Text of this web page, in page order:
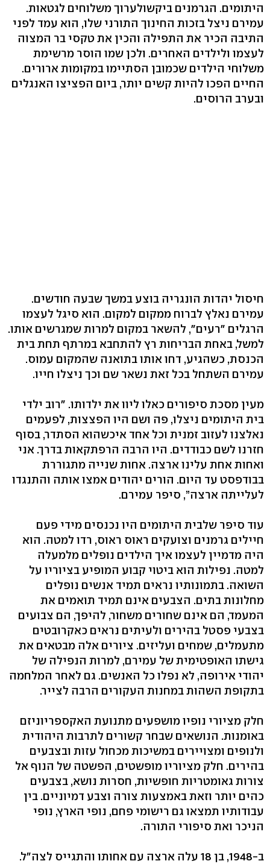
היתומים. הגרמנים ביקשולערוך משלוחים לגטאות.
עמירם ניצל בזכות החינוך התורני שלו, הוא עמד לפני
התיבה הכיר את התפילה והכין את טקסי בר המצוה
לעצמו ולילדים האחרים. ולכן שמו הוסר מרשימת
משלוחי הילדים שכמובן הסתיימו במקומות ארורים.
החיים הפכו להיות קשים יותר, ביום הפציצו האנגלים
ובערב הרוסים.
חיסול יהדות הונגריה בוצע במשך שבעה חודשים.
עמירם נאלץ לברוח ממקום למקום. הוא סיגל לעצמו
הרגלים "רעים", להשאר במקום למרות שמגרשים אותו.
למשל, באחת הבריחות רץ להתחבא במרתף תחת בית
הכנסת, כשהגיע, דחו אותו בתואנה שהמקום עמוס.
עמירם השתחל בכל זאת נשאר שם וכך ניצלו חייו.
מעין מסכת סיפורים כאלו ליוו את ילדותו. "רוב ילדי
בית היתומים ניצלו, פה ושם היו הפצצות, לפעמים
נאלצנו לעזוב זמנית וכל אחד איכשהוא הסתדר, בסוף
חזרנו לשם כבודדים. היו הרבה הרפתקאות בדרך. אני
ואחות אחת עלינו ארצה. אחות שנייה מתגוררת
בבודפסט עד היום. הורים יהודים אמצו אותה והתנגדו
לעלייתה ארצה”, סיפר עמירם.
עוד סיפר שלבית היתומים היו נכנסים מידי פעם
חיילים גרמנים וצועקים ראוס ראוס, רדו למטה. הוא
היה מדמיין לעצמו איך הילדים נופלים מלמעלה
למטה. נפילות הוא ביטוי קבוע המופיע בציוריו על
השואה. בתמונותיו נראים תמיד אנשים נופלים
מחלונות בתים. הצבעים אינם תמיד תואמים את
המעמד, הם אינם שחורים משחור, להיפך, הם צבועים
בצבעי פסטל בהירים ולעיתים נראים כאקרובטים
מתעמלים, שמחים ועליזים. ציורים אלה מבטאים את
גישתו האופטימית של עמירם, למרות הנפילה של
יהודי אירופה, לא נפלו כל האנשים. גם לאחר המלחמה
בתקופת השהות במחנות העקורים הרבה לצייר.
חלק מציורי נופיו מושפעים מתנועת האקספריוניזם
באומנות. הנושאים שבחר קשורים לתרבות היהודית
ולנופים ומצויירים במשיכות מכחול עזות ובצבעים
בהירים. חלק מציוריו מופשטים, הפשטה של הנוף אל
צורות גאומטריות חופשיות, חסרות נושא, בצבעים
כהים יותר וזאת באמצעות צורה וצבע דמיוניים. בין
עבודותיו תמצאו גם רישומי פחם, נופי הארץ, נופי
הניכר ואת סיפורי התורה.
ב-1948, בן 18 עלה ארצה עם אחותו והתגייס לצה"ל.